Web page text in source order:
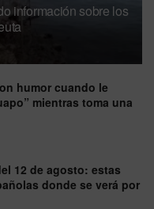
información sobre los
humor cuando le
mientras toma una
12 de agosto: estas
donde se verá por